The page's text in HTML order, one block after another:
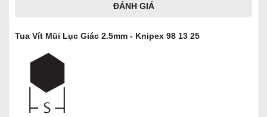
ĐÁNH GIÁ
Tua Vít Mũi Lục Giác 2.5mm - Knipex 98 13 25